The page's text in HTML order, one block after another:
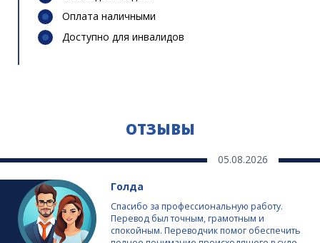
Оплата наличными
Доступно для инвалидов
ОТЗЫВЫ
05.08.2026
Голда
Спасибо за профессиональную работу.
Перевод был точным, грамотным и
спокойным. Переводчик помог обеспечить